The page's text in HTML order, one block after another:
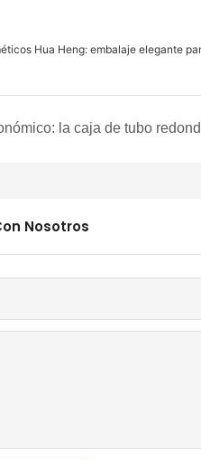
Hua Heng: embalaje elegante
Nosotros